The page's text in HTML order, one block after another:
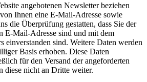
angebotenen Newsletter beziehen
Ihnen eine E-Mail-Adresse sowie
die Überprüfung gestatten, dass Sie der
E-Mail-Adresse sind und mit dem
einverstanden sind. Weitere Daten werden
Basis erhoben. Diese Daten
für den Versand der angeforderten
diese nicht an Dritte weiter.